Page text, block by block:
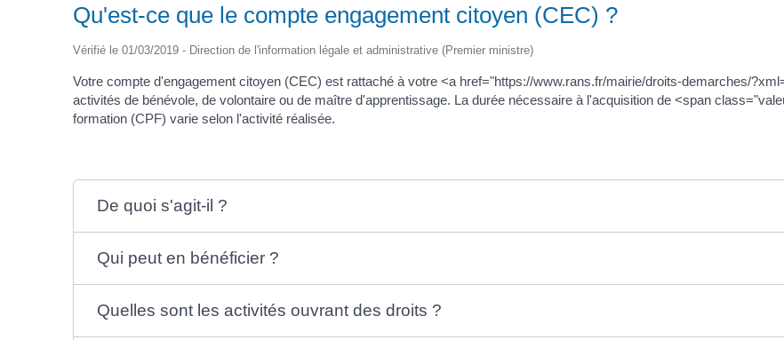
Qu'est-ce que le compte engagement citoyen (CEC) ?
Vérifié le 01/03/2019 - Direction de l'information légale et administrative (Premier ministre)
Votre compte d'engagement citoyen (CEC) est rattaché à votre <a href="https://www.rans.fr/mairie/droits-demarches/
activités de bénévole, de volontaire ou de maître d'apprentissage. La durée nécessaire à l'acquisition de <span
formation (CPF) varie selon l'activité réalisée.
De quoi s'agit-il ?
Qui peut en bénéficier ?
Quelles sont les activités ouvrant des droits ?